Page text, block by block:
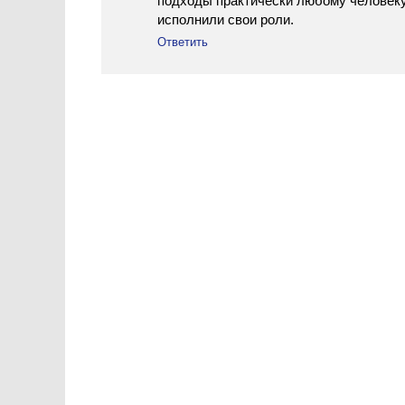
исполнили свои роли.
Ответить